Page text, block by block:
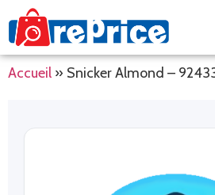
Accueil » Snicker Almond –